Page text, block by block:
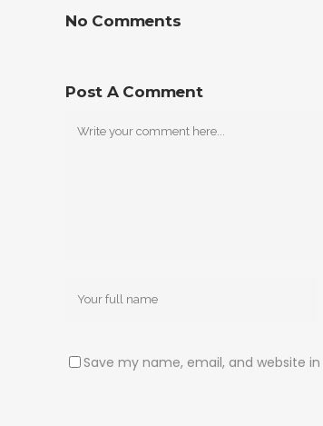
No Comments
Post A Comment
Save my name, email, and website